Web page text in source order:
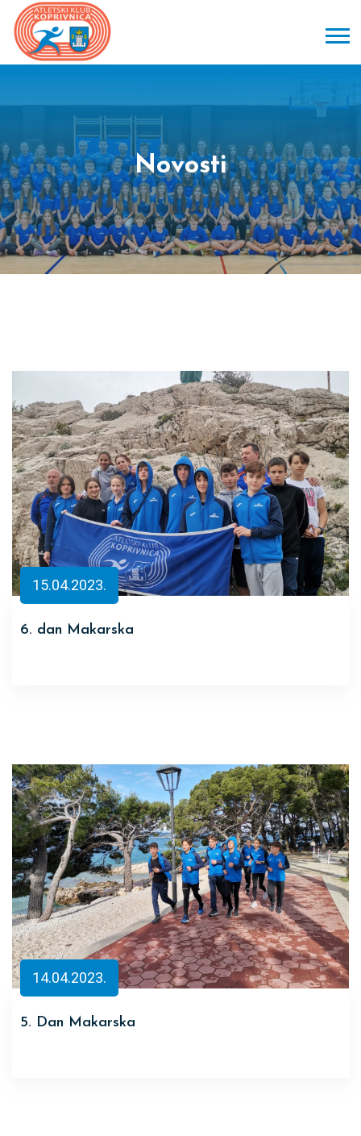
Novosti
15.04.2023.
6. dan Makarska
14.04.2023.
5. Dan Makarska